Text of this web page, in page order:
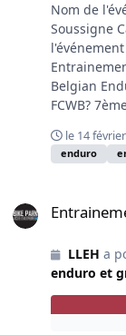
Nom de
Soussigne
Belgian
FCWB?
le 14
enduro
LLEH a
enduro et